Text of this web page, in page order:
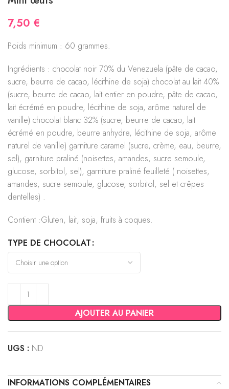
7,50 €
Poids minimum : 60 grammes.
Ingrédients : chocolat noir 70% du Venezuela (pâte de cacao,
sucre, beurre de cacao, lécithine de soja) chocolat au lait 40%
(sucre, beurre de cacao, lait entier en poudre, pâte de cacao,
lait écrémé en poudre, lécithine de soja, arôme naturel de
vanille) chocolat blanc 32% (sucre, beurre de cacao, lait
écrémé en poudre, beurre anhydre, lécithine de soja, arôme
naturel de vanille) garniture caramel (sucre, crème, eau, beurre,
sel), garniture praliné (noisettes, amandes, sucre semoule,
glucose, sorbitol, sel), garniture praliné feuilleté ( noisettes,
amandes, sucre semoule, glucose, sorbitol, sel et crêpes
dentelles) .
Contient :Gluten, lait, soja, fruits à coques.
TYPE DE CHOCOLAT
AJOUTER AU PANIER
UGS : ND
INFORMATIONS COMPLÉMENTAIRES